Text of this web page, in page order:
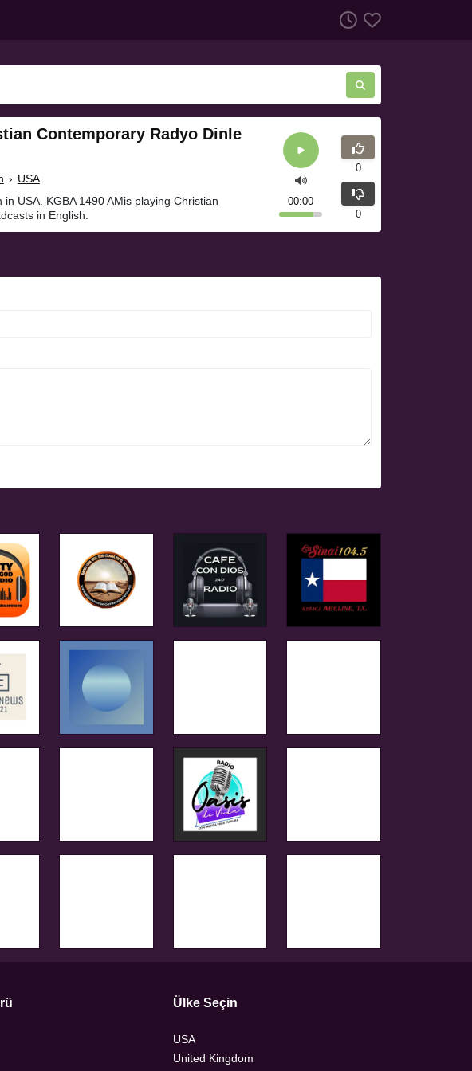
Contemporary Radyo Dinle
› USA
USA. KGBA 1490 AMis playing Christian
in English.
00:00
0
0
Ülke Seçin
USA
United Kingdom